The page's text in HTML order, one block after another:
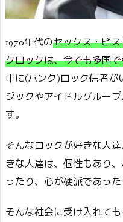
1970年代のセックス・ピ
クロックは、今でも多国
中に(パンク)ロック信者が
ジックやアイドルグルー
す。
そんなロックが好きな人
きな人達は、個性もあり
ったり、心が硬派であった
そんな社会に受け入れて